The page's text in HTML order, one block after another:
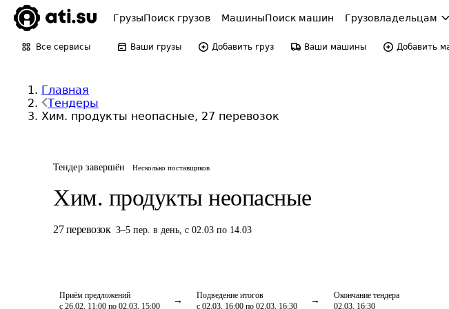
ГрузыПоиск грузов МашиныПоиск машин Грузовладельцам
Все сервисы Ваши грузы Добавить груз Ваши машины Добавить
Главная
Тендеры
Хим. продукты неопасные, 27 перевозок
Тендер завершён Несколько поставщиков
Хим. продукты неопасные
27 перевозок 3–5 пер. в день, с 02.03 по 14.03
Приём предложений
с 26.02, 11:00 по 02.03, 15:00
Подведение итогов
с 02.03, 16:00 по 02.03, 16:30
Окончание тендера
02.03, 16:30